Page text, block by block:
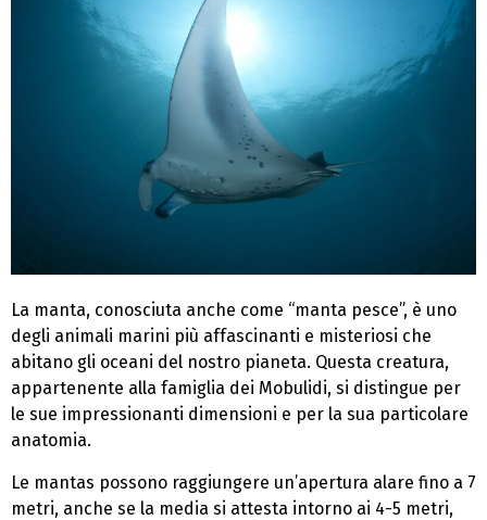
La manta, conosciuta anche come “manta pesce”, è uno
degli animali marini più affascinanti e misteriosi che
abitano gli oceani del nostro pianeta. Questa creatura,
appartenente alla famiglia dei Mobulidi, si distingue per
le sue impressionanti dimensioni e per la sua particolare
anatomia.
Le mantas possono raggiungere un’apertura alare fino a 7
metri, anche se la media si attesta intorno ai 4-5 metri,